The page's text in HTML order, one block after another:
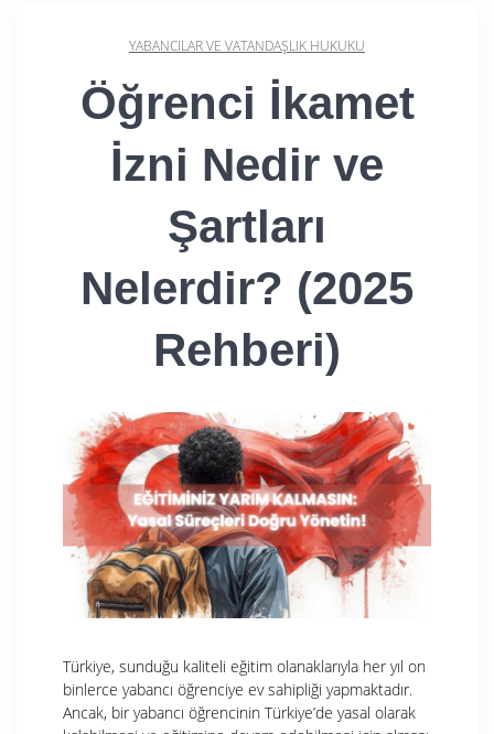
YABANCILAR VE VATANDAŞLIK HUKUKU
Öğrenci İkamet
İzni Nedir ve
Şartları
Nelerdir? (2025
Rehberi)
Türkiye, sunduğu kaliteli eğitim olanaklarıyla her yıl on
binlerce yabancı öğrenciye ev sahipliği yapmaktadır.
Ancak, bir yabancı öğrencinin Türkiye’de yasal olarak